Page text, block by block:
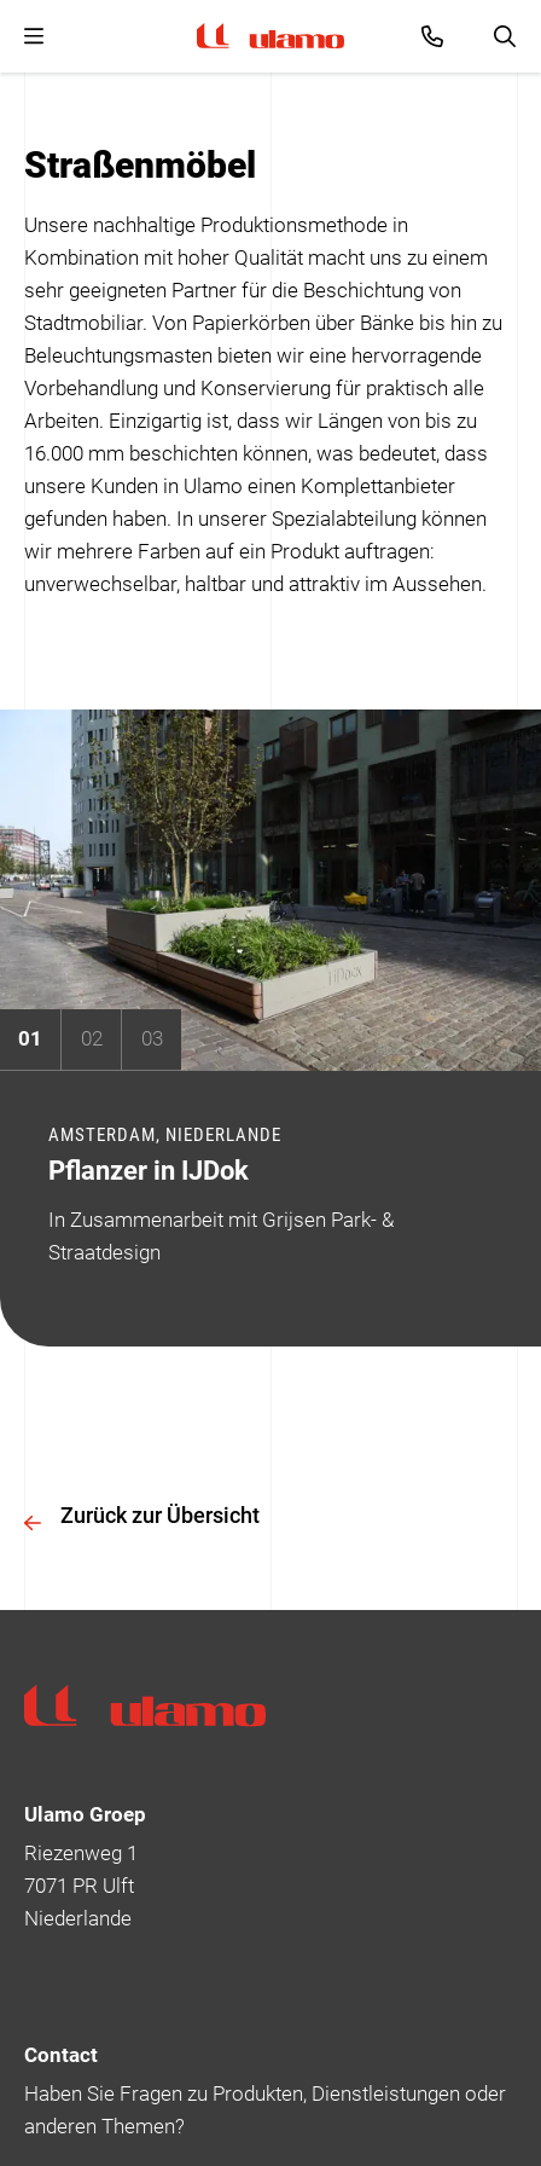
Ulamo
Dienstleistungen
Projekte
Unsere Kompetenzen
Produkte
Geschichte
Qualität und Zertifizierung
Kontakt
NL
DE
Straßenmöbel
Unsere nachhaltige Produktionsmethode in
Kombination mit hoher Qualität macht uns zu einem
sehr geeigneten Partner für die Beschichtung von
Stadtmobiliar. Von Papierkörben über Bänke bis hin zu
Beleuchtungsmasten bieten wir eine hervorragende
Vorbehandlung und Konservierung für praktisch alle
Arbeiten. Einzigartig ist, dass wir Längen von bis zu
16.000 mm beschichten können, was bedeutet, dass
unsere Kunden in Ulamo einen Komplettanbieter
gefunden haben. In unserer Spezialabteilung können
wir mehrere Farben auf ein Produkt auftragen:
unverwechselbar, haltbar und attraktiv im Aussehen.
AMSTERDAM, NIEDERLANDE
Pflanzer in IJDok
In Zusammenarbeit mit Grijsen Park- &
Straatdesign
01 02 03
Zurück zur Übersicht
Ulamo Groep
Riezenweg 1
7071 PR Ulft
Niederlande
Contact
Haben Sie Fragen zu Produkten, Dienstleistungen oder
anderen Themen?